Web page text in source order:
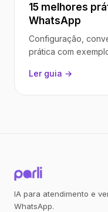
15 melhores
WhatsApp
Configuração,
prática com
Ler guia →
IA para atendimento e
WhatsApp.